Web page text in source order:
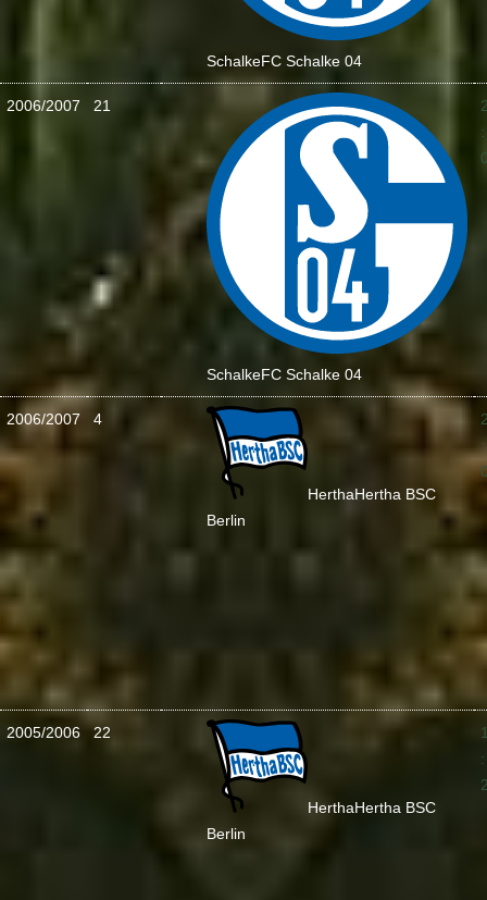
SchalkeFC Schalke 04
2006/2007 21
SchalkeFC Schalke 04
:
2006/2007 4
HerthaHertha BSC
Berlin
:
2005/2006 22
HerthaHertha BSC
Berlin
: